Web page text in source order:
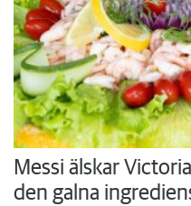
Messi älskar
den galna